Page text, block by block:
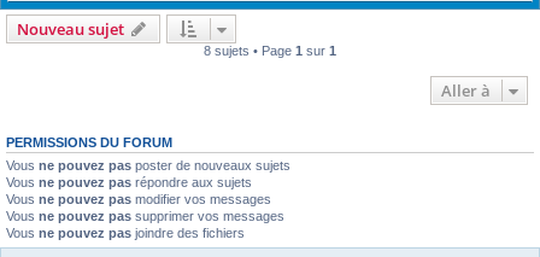
Nouveau sujet
8 sujets • Page 1 sur 1
Aller à
PERMISSIONS DU FORUM
Vous ne pouvez pas poster de nouveaux sujets
Vous ne pouvez pas répondre aux sujets
Vous ne pouvez pas modifier vos messages
Vous ne pouvez pas supprimer vos messages
Vous ne pouvez pas joindre des fichiers